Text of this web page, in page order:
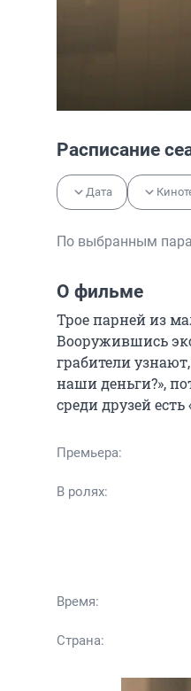
Расписание
Дата
По выбранным
О фильме
Трое парней из
Вооружившись
грабители
наши деньги?»,
среди друзей
Премьера:
В ролях:
Время:
Страна: